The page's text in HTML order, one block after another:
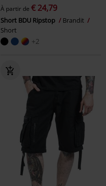
À partir de € 24,79
Short BDU Ripstop
Brandit
Short
+2